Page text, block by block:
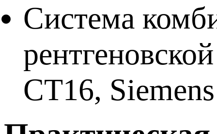
Система
CT16, Siemens